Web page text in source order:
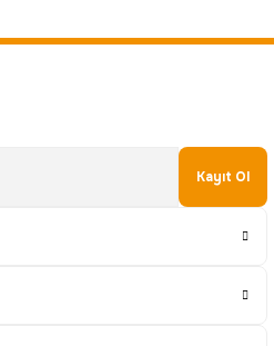
Kayıt Ol